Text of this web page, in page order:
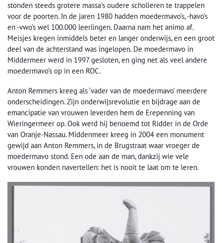
stonden steeds grotere massa’s oudere scholieren te trappelen
voor de poorten. In de jaren 1980 hadden moedermavo’s, -havo’s
en -vwo’s wel 100.000 leerlingen. Daarna nam het animo af.
Meisjes kregen inmiddels beter en langer onderwijs, en een groot
deel van de achterstand was ingelopen. De moedermavo in
Middermeer werd in 1997 gesloten, en ging net als veel andere
moedermavo’s op in een ROC.
Anton Remmers kreeg als ‘vader van de moedermavo’ meerdere
onderscheidingen. Zijn onderwijsrevolutie en bijdrage aan de
emancipatie van vrouwen leverden hem de Erepenning van
Wieringermeer op. Ook werd hij benoemd tot Ridder in de Orde
van Oranje-Nassau. Middenmeer kreeg in 2004 een monument
gewijd aan Anton Remmers, in de Brugstraat waar vroeger de
moedermavo stond. Een ode aan de man, dankzij wie vele
vrouwen konden navertellen: het is nooit te laat om te leren.